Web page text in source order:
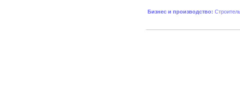
Бизнес и производство: